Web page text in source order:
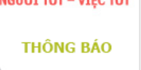
Ma
“di